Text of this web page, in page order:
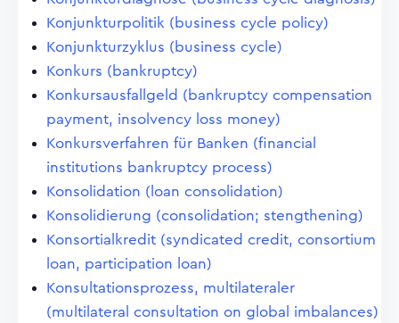
Konjunkturpolitik (business cycle policy)
Konjunkturzyklus (business cycle)
Konkurs (bankruptcy)
Konkursausfallgeld (bankruptcy compensation
payment, insolvency loss money)
Konkursverfahren für Banken (financial
institutions bankruptcy process)
Konsolidation (loan consolidation)
Konsolidierung (consolidation; stengthening)
Konsortialkredit (syndicated credit, consortium
loan, participation loan)
Konsultationsprozess, multilateraler
(multilateral consultation on global imbalances)